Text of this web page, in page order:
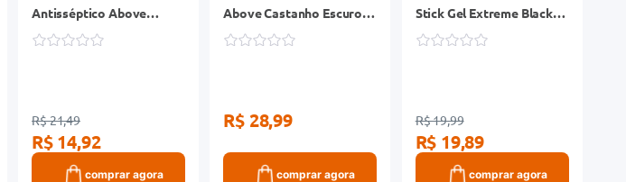
Antisséptico Above
Aerossol 50ml
R$ 21,49
R$ 14,92
comprar agora
Above Castanho Escuro
75ml
R$ 28,99
comprar agora
Stick Gel Extreme Black
82g
R$ 19,99
R$ 19,89
comprar agora